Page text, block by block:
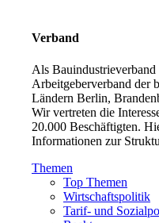
Verband
Als
Arbeitgeberverband der
Ländern Berlin,
Wir vertreten die
20.000 Beschäftigten.
Informationen zur
Themen
Top Themen
Wirtschaftspolitik
Tarif- und